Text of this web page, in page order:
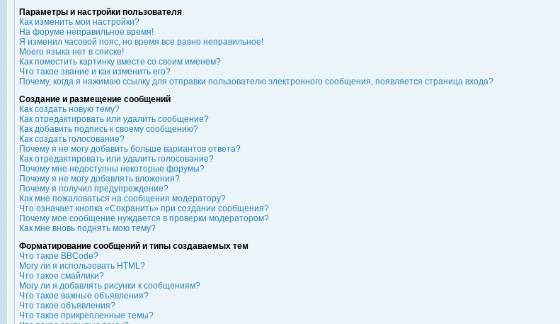
Параметры и настройки пользователя
Как изменить мои настройки?
На форуме неправильное время!
Я изменил часовой пояс, но время все равно неправильное!
Моего языка нет в списке!
Как поместить картинку вместе со своим именем?
Что такое звание и как изменить его?
Почему, когда я нажимаю ссылку для отправки пользователю электронного сообщения, появляется страница входа?
Создание и размещение сообщений
Как создать новую тему?
Как отредактировать или удалить сообщение?
Как добавить подпись к своему сообщению?
Как создать голосование?
Почему я не могу добавить больше вариантов ответа?
Как отредактировать или удалить голосование?
Почему мне недоступны некоторые форумы?
Почему я не могу добавлять вложения?
Почему я получил предупреждение?
Как мне пожаловаться на сообщения модератору?
Что означает кнопка «Сохранить» при создании сообщения?
Почему мое сообщение нуждается в проверки модератором?
Как мне вновь поднять мою тему?
Форматирование сообщений и типы создаваемых тем
Что такое BBCode?
Могу ли я использовать HTML?
Что такое смайлики?
Могу ли я добавлять рисунки к сообщениям?
Что такое важные объявления?
Что такое объявления?
Что такое прикрепленные темы?